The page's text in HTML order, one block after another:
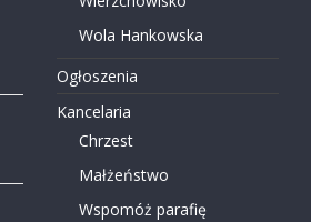
Wola Hankowska
Ogłoszenia
Kancelaria
Chrzest
Małżeństwo
Wspomóż parafię